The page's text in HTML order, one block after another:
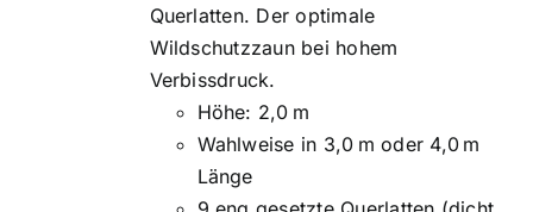
Querlatten. Der optimale
Wildschutzzaun bei hohem
Verbissdruck.
Höhe: 2,0 m
Wahlweise in 3,0 m oder 4,0 m
Länge